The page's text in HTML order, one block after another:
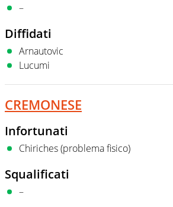
–
Diffidati
Arnautovic
Lucumi
CREMONESE
Infortunati
Chiriches (problema fisico)
Squalificati
–